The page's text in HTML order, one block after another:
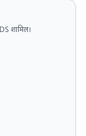
शामिल।